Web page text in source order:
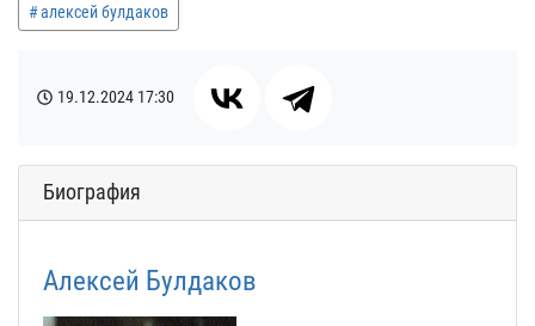
алексей булдаков
19.12.2024 17:30
Биография
Алексей Булдаков